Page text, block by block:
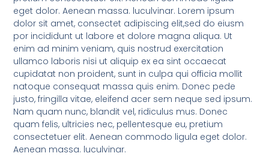
eget dolor. Aenean massa. luculvinar. Lorem ipsum
dolor sit amet, consectet adipiscing elit,sed do eiusm
por incididunt ut labore et dolore magna aliqua. Ut
enim ad minim veniam, quis nostrud exercitation
ullamco laboris nisi ut aliquip ex ea sint occaecat
cupidatat non proident, sunt in culpa qui officia mollit
natoque consequat massa quis enim. Donec pede
justo, fringilla vitae, eleifend acer sem neque sed ipsum.
Nam quam nunc, blandit vel, ridiculus mus. Donec
quam felis, ultricies nec, pellentesque eu, pretium
consectetuer elit. Aenean commodo ligula eget dolor.
Aenean massa. luculvinar.